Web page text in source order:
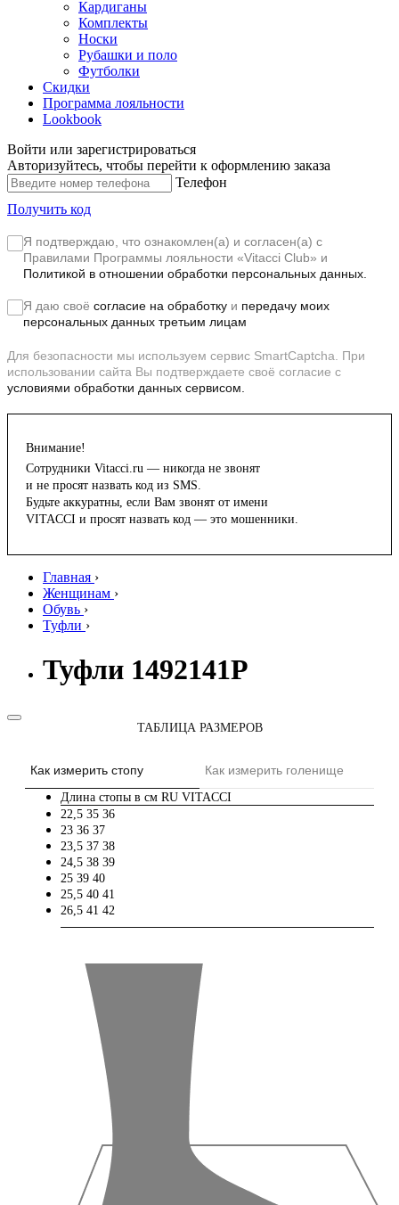
Кардиганы
Комплекты
Носки
Рубашки и поло
Футболки
Скидки
Программа лояльности
Lookbook
Войти или зарегистрироваться
Авторизуйтесь, чтобы перейти к оформлению заказа
Телефон
Получить код
Я подтверждаю, что ознакомлен(а) и согласен(а) с
Правилами Программы лояльности «Vitacci Club» и
Политикой в отношении обработки персональных данных.
Я даю своё согласие на обработку и передачу моих
персональных данных третьим лицам
Для безопасности мы используем сервис SmartCaptcha. При
использовании сайта Вы подтверждаете своё согласие с
условиями обработки данных сервисом.
Внимание!
Сотрудники Vitacci.ru — никогда не звонят
и не просят назвать код из SMS.
Будьте аккуратны, если Вам звонят от имени
VITACCI и просят назвать код — это мошенники.
Главная ›
Женщинам ›
Обувь ›
Туфли ›
Туфли 1492141P
ТАБЛИЦА РАЗМЕРОВ
Как измерить стопу Как измерить голенище
Длина стопы в см RU VITACCI
22,5 35 36
23 36 37
23,5 37 38
24,5 38 39
25 39 40
25,5 40 41
26,5 41 42